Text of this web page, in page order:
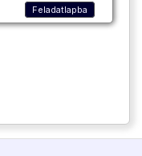
Feladatlapba